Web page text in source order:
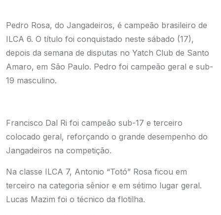
Pedro Rosa, do Jangadeiros, é campeão brasileiro de
ILCA 6. O título foi conquistado neste sábado (17),
depois da semana de disputas no Yatch Club de Santo
Amaro, em São Paulo. Pedro foi campeão geral e sub-
19 masculino.
Francisco Dal Ri foi campeão sub-17 e terceiro
colocado geral, reforçando o grande desempenho do
Jangadeiros na competição.
Na classe ILCA 7, Antonio “Totó” Rosa ficou em
terceiro na categoria sênior e em sétimo lugar geral.
Lucas Mazim foi o técnico da flotilha.